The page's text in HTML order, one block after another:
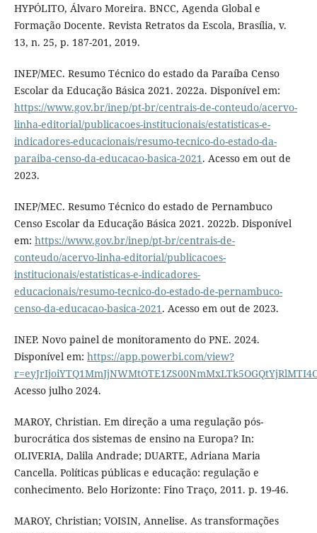
HYPÓLITO, Álvaro Moreira. BNCC, Agenda Global e
Formação Docente. Revista Retratos da Escola, Brasília, v.
13, n. 25, p. 187-201, 2019.
INEP/MEC. Resumo Técnico do estado da Paraíba Censo
Escolar da Educação Básica 2021. 2022a. Disponível em:
https://www.gov.br/inep/pt-br/centrais-de-conteudo/acervo-
linha-editorial/publicacoes-institucionais/estatisticas-e-
indicadores-educacionais/resumo-tecnico-do-estado-da-
paraiba-censo-da-educacao-basica-2021. Acesso em out de
2023.
INEP/MEC. Resumo Técnico do estado de Pernambuco
Censo Escolar da Educação Básica 2021. 2022b. Disponível
em: https://www.gov.br/inep/pt-br/centrais-de-
conteudo/acervo-linha-editorial/publicacoes-
institucionais/estatisticas-e-indicadores-
educacionais/resumo-tecnico-do-estado-de-pernambuco-
censo-da-educacao-basica-2021. Acesso em out de 2023.
INEP. Novo painel de monitoramento do PNE. 2024.
Disponível em: https://app.powerbi.com/view?
Acesso julho 2024.
MAROY, Christian. Em direção a uma regulação pós-
burocrática dos sistemas de ensino na Europa? In:
OLIVERIA, Dalila Andrade; DUARTE, Adriana Maria
Cancella. Políticas públicas e educação: regulação e
conhecimento. Belo Horizonte: Fino Traço, 2011. p. 19-46.
MAROY, Christian; VOISIN, Annelise. As transformações